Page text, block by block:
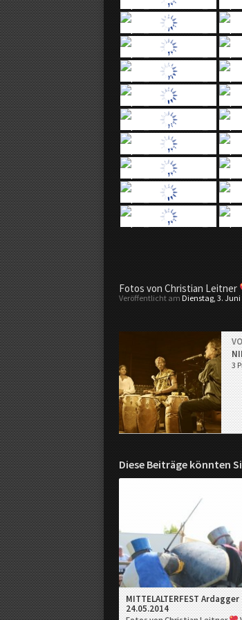
a
u
d
e
R
e
g
o
n
Fotos von Christian Leitner
Veröffentlicht am Dienstag, 3. Juni
3
Diese Beiträge könnten
MITTELALTERFEST Ardagger
24.05.2014